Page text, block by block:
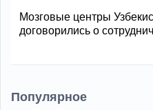
Мозговые центры
договорились о
Популярное